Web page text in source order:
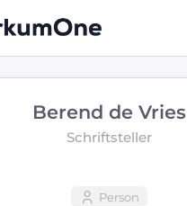
Berend de Vries
Schriftsteller
Person